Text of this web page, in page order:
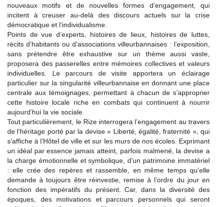
nouveaux motifs et de nouvelles formes d’engagement, qui
incitent à creuser au-delà des discours actuels sur la crise
démocratique et l’individualisme.
Points de vue d’experts, histoires de lieux, histoires de luttes,
récits d’habitants ou d’associations villeurbannaises : l’exposition,
sans prétendre être exhaustive sur un thème aussi vaste,
proposera des passerelles entre mémoires collectives et valeurs
individuelles. Le parcours de visite apportera un éclairage
particulier sur la singularité villeurbannaise en donnant une place
centrale aux témoignages, permettant à chacun de s’approprier
cette histoire locale riche en combats qui continuent à nourrir
aujourd’hui la vie sociale.
Tout particulièrement, le Rize interrogera l’engagement au travers
de l’héritage porté par la devise « Liberté, égalité, fraternité », qui
s’affiche à l’Hôtel de ville et sur les murs de nos écoles. Exprimant
un idéal par essence jamais atteint, parfois malmené, la devise a
la charge émotionnelle et symbolique, d’un patrimoine immatériel
: elle crée des repères et rassemble, en même temps qu’elle
demande à toujours être réinvestie, remise à l’ordre du jour en
fonction des impératifs du présent. Car, dans la diversité des
époques, des motivations et parcours personnels qui seront